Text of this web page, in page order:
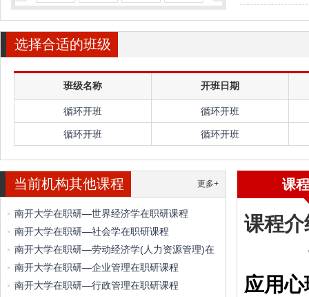
选择合适的班级
班级名称 开班日期
循环开班 循环开班
循环开班 循环开班
当前机构其他课程 更多+
南开大学在职研—世界经济学在职研课程
南开大学在职研—社会学在职研课程
南开大学在职研—劳动经济学(人力资源管理)在
南开大学在职研—企业管理在职研课程
南开大学在职研—行政管理在职研课程
课
课程介
应用